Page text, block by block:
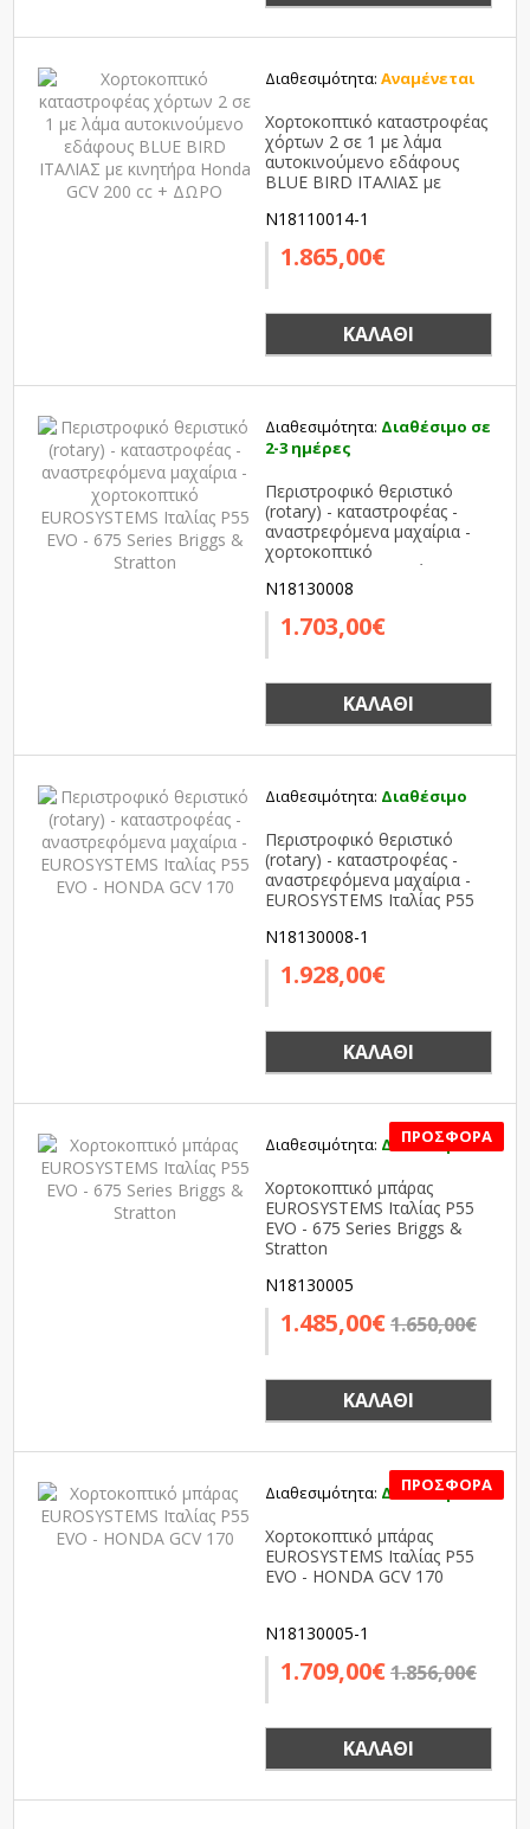
Διαθεσιμότητα: Αναμένεται
Χορτοκοπτικό καταστροφέας
χόρτων 2 σε 1 με λάμα
αυτοκινούμενο εδάφους
BLUE BIRD ΙΤΑΛΙΑΣ με
+ ΔΩΡΟ
N18110014-1
1.865,00€
ΚΑΛΆΘΙ
Διαθεσιμότητα: Διαθέσιμο σε
2-3 ημέρες
Περιστροφικό θεριστικό
(rotary) - καταστροφέας -
αναστρεφόμενα μαχαίρια -
χορτοκοπτικό
EUROSYSTEMS Ιταλίας P55
EVO - 675 Series Briggs &
Stratton
N18130008
1.703,00€
ΚΑΛΆΘΙ
Διαθεσιμότητα: Διαθέσιμο
Περιστροφικό θεριστικό
(rotary) - καταστροφέας -
αναστρεφόμενα μαχαίρια -
EUROSYSTEMS Ιταλίας P55
N18130008-1
1.928,00€
ΚΑΛΆΘΙ
Διαθεσιμότητα: Διαθέσιμο
Χορτοκοπτικό μπάρας
EUROSYSTEMS Ιταλίας P55
EVO - 675 Series Briggs &
Stratton
N18130005
1.485,00€1.650,00€
ΚΑΛΆΘΙ
Διαθεσιμότητα: Διαθέσιμο
Χορτοκοπτικό μπάρας
EUROSYSTEMS Ιταλίας P55
EVO - HONDA GCV 170
N18130005-1
1.709,00€1.856,00€
ΚΑΛΆΘΙ